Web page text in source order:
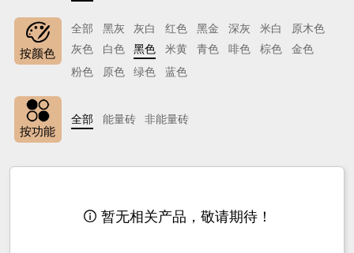
按颜色
全部 黑灰 灰白 红色 黑金 深灰 米白
原木色
灰色
白色 黑色 米黄 青色 啡色 棕色
金色
粉色
原色 绿色 蓝色
按功能
全部 能量砖 非能量砖
 暂无相关产品，敬请期待！